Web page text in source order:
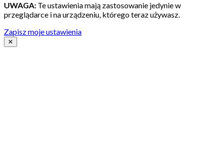
UWAGA: Te ustawienia mają zastosowanie jedynie w
przeglądarce i na urządzeniu, którego teraz używasz.
Zapisz moje ustawienia
✕